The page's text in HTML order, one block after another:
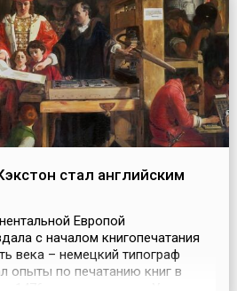
стал английским
Европой
с началом книгопечатания
века – немецкий типограф
опыты по печатанию книг в